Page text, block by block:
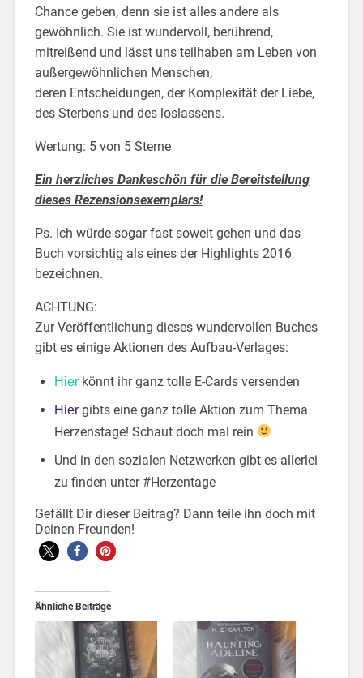
Chance geben, denn sie ist alles andere als
gewöhnlich. Sie ist wundervoll, berührend,
mitreißend und lässt uns teilhaben am Leben von
außergewöhnlichen Menschen,
deren Entscheidungen, der Komplexität der Liebe,
des Sterbens und des loslassens.
Wertung: 5 von 5 Sterne
Ein herzliches Dankeschön für die Bereitstellung
dieses Rezensionsexemplars!
Ps. Ich würde sogar fast soweit gehen und das
Buch vorsichtig als eines der Highlights 2016
bezeichnen.
ACHTUNG:
Zur Veröffentlichung dieses wundervollen Buches
gibt es einige Aktionen des Aufbau-Verlages:
Hierkönnt ihr ganz tolle E-Cards versenden
Hiergibts eine ganz tolle Aktion zum Thema
Herzenstage! Schaut doch mal rein
Und in den sozialen Netzwerken gibt es allerlei
zu finden unter #Herzentage
Gefällt Dir dieser Beitrag? Dann teile ihn doch mit
Deinen Freunden!
Ähnliche Beiträge